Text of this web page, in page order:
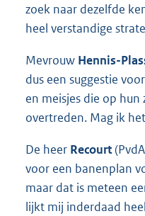
zoek naar dezelfde
heel verstandige
Mevrouw Hennis-
dus een suggestie
en meisjes die op
overtreden. Mag ik
De heer Recourt
voor een banenplan
maar dat is meteen
lijkt mij inderdaad